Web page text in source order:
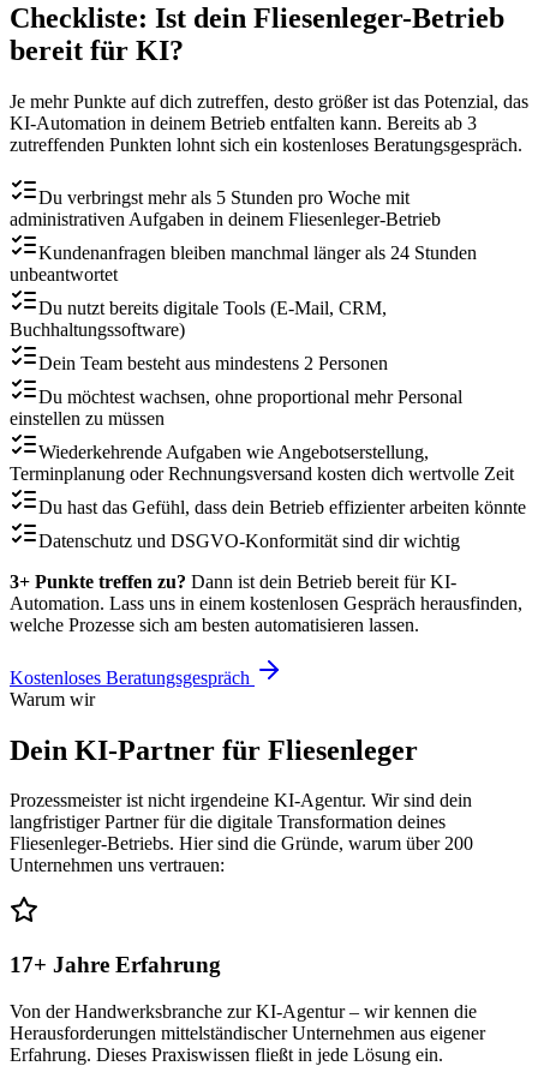
Checkliste: Ist dein Fliesenleger-Betrieb
bereit für KI?
Je mehr Punkte auf dich zutreffen, desto größer ist das Potenzial, das
KI-Automation in deinem Betrieb entfalten kann. Bereits ab 3
zutreffenden Punkten lohnt sich ein kostenloses Beratungsgespräch.
Du verbringst mehr als 5 Stunden pro Woche mit
administrativen Aufgaben in deinem Fliesenleger-Betrieb
Kundenanfragen bleiben manchmal länger als 24 Stunden
unbeantwortet
Du nutzt bereits digitale Tools (E-Mail, CRM,
Buchhaltungssoftware)
Dein Team besteht aus mindestens 2 Personen
Du möchtest wachsen, ohne proportional mehr Personal
einstellen zu müssen
Wiederkehrende Aufgaben wie Angebotserstellung,
Terminplanung oder Rechnungsversand kosten dich wertvolle Zeit
Du hast das Gefühl, dass dein Betrieb effizienter arbeiten könnte
Datenschutz und DSGVO-Konformität sind dir wichtig
3+ Punkte treffen zu? Dann ist dein Betrieb bereit für KI-
Automation. Lass uns in einem kostenlosen Gespräch herausfinden,
welche Prozesse sich am besten automatisieren lassen.
Kostenloses Beratungsgespräch
Warum wir
Dein KI-Partner für Fliesenleger
Prozessmeister ist nicht irgendeine KI-Agentur. Wir sind dein
langfristiger Partner für die digitale Transformation deines
Fliesenleger-Betriebs. Hier sind die Gründe, warum über 200
Unternehmen uns vertrauen:
17+ Jahre Erfahrung
Von der Handwerksbranche zur KI-Agentur – wir kennen die
Herausforderungen mittelständischer Unternehmen aus eigener
Erfahrung. Dieses Praxiswissen fließt in jede Lösung ein.